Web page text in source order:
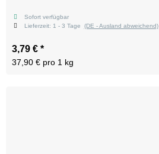
Sofort verfügbar
Lieferzeit: 1 - 3 Tage (DE - Ausland abweichend)
3,79 € *
37,90 € pro 1 kg